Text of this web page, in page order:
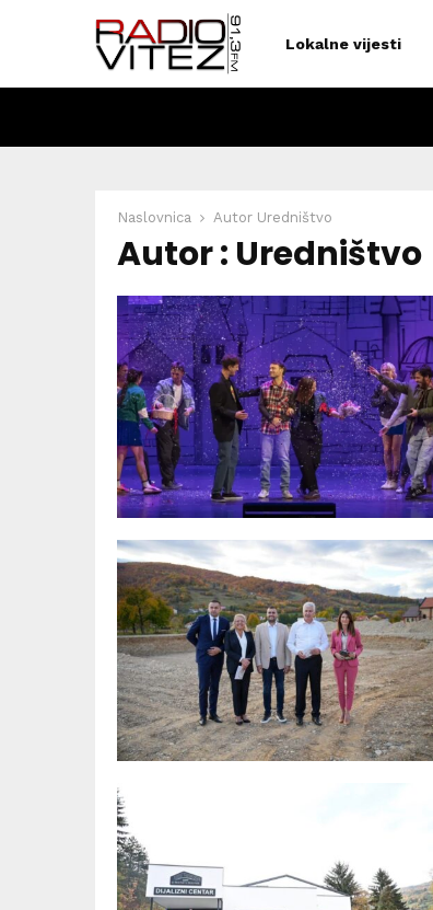
Lokalne vijesti
Naslovnica Autor Uredništvo
Autor : Uredništvo